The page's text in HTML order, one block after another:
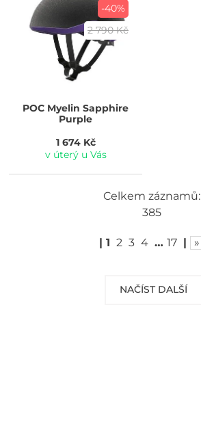
-40%
2 790 Kč
POC Myelin Sapphire
Purple
1 674 Kč
v úterý u Vás
NAČÍST DALŠÍ
Celkem záznamů:
385
| 1 2 3 4 … 17 | »